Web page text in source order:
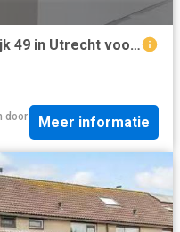
Huis te koop Beeldhouwersdijk 49 in Utrecht voor € 850.000
door
Meer informatie